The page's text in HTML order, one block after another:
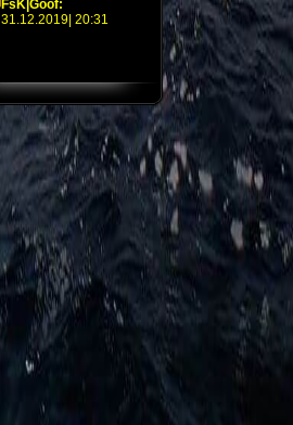
FsK|Goof:
31.12.2019| 20:31